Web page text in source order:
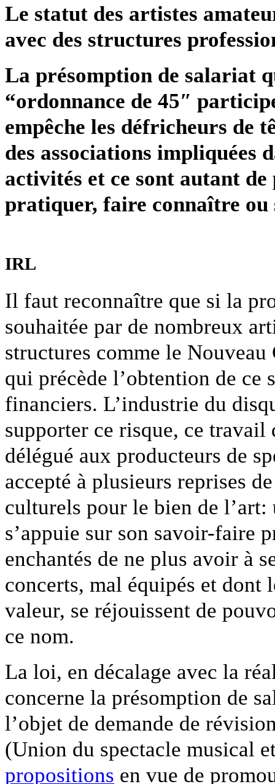
Le statut des artistes
avec des structures
La présomption de salariat
“ordonnance de 45″
empêche les défricheurs de
des associations impliquées
activités et ce sont autant de
pratiquer, faire connaître ou
IRL
Il faut reconnaître que si la
souhaitée par de nombreux
structures comme le
qui précède l’obtention de ce
financiers. L’industrie du
supporter ce risque, ce travail
délégué aux producteurs de
accepté à plusieurs reprises
culturels pour le bien de
s’appuie sur son savoir-faire
enchantés de ne plus avoir à
concerts, mal équipés et dont
valeur, se réjouissent de
ce nom.
La loi, en décalage avec la
concerne la présomption de
l’objet de demande de
(Union du spectacle musical
propositions en vue de